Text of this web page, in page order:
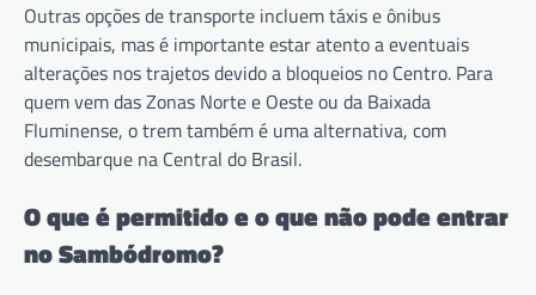
Outras opções de transporte incluem táxis e ônibus
municipais, mas é importante estar atento a eventuais
alterações nos trajetos devido a bloqueios no Centro. Para
quem vem das Zonas Norte e Oeste ou da Baixada
Fluminense, o trem também é uma alternativa, com
desembarque na Central do Brasil.
O que é permitido e o que não pode entrar
no Sambódromo?